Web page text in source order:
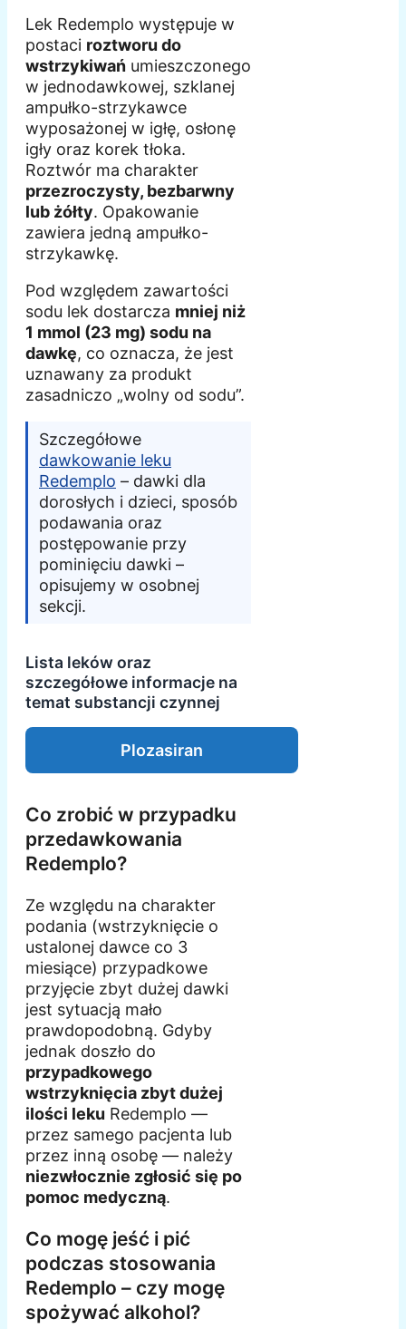
Lek Redemplo występuje w
postaci roztworu do
wstrzykiwań umieszczonego
w jednodawkowej, szklanej
ampułko-strzykawce
wyposażonej w igłę, osłonę
igły oraz korek tłoka.
Roztwór ma charakter
przezroczysty, bezbarwny
lub żółty. Opakowanie
zawiera jedną ampułko-
strzykawkę.
Pod względem zawartości
sodu lek dostarcza mniej niż
1 mmol (23 mg) sodu na
dawkę, co oznacza, że jest
uznawany za produkt
zasadniczo „wolny od sodu”.
Szczegółowe
dawkowanie leku
Redemplo – dawki dla
dorosłych i dzieci, sposób
podawania oraz
postępowanie przy
pominięciu dawki –
opisujemy w osobnej
sekcji.
Lista leków oraz
szczegółowe informacje na
temat substancji czynnej
Plozasiran
Co zrobić w przypadku
przedawkowania
Redemplo?
Ze względu na charakter
podania (wstrzyknięcie o
ustalonej dawce co 3
miesiące) przypadkowe
przyjęcie zbyt dużej dawki
jest sytuacją mało
prawdopodobną. Gdyby
jednak doszło do
przypadkowego
wstrzyknięcia zbyt dużej
ilości leku Redemplo —
przez samego pacjenta lub
przez inną osobę — należy
niezwłocznie zgłosić się po
pomoc medyczną.
Co mogę jeść i pić
podczas stosowania
Redemplo – czy mogę
spożywać alkohol?